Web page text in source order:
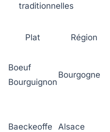
traditionnelles
Plat Région
Boeuf
Bourguignon
Bourgogne
Baeckeoffe Alsace